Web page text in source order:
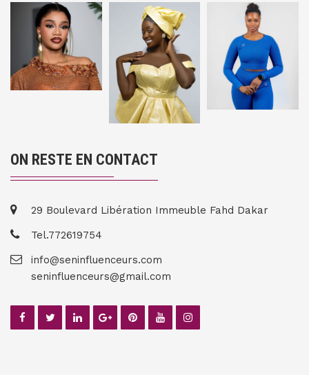
ON RESTE EN CONTACT
29 Boulevard Libération Immeuble Fahd Dakar
Tel.772619754
info@seninfluenceurs.com
seninfluenceurs@gmail.com